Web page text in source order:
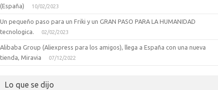
(España)
10/02/2023
Un pequeño paso para un Friki y un GRAN PASO PARA LA HUMANIDAD
tecnologica.
02/02/2023
Alibaba Group (Aliexpress para los amigos), llega a España con una nueva
tienda, Miravia
07/12/2022
Lo que se dijo